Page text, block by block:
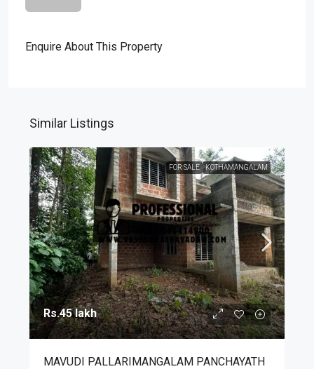
Enquire About This Property
Similar Listings
FOR SALE KOTHAMANGALAM
Rs.45 lakh
MAVUDI PALLARIMANGALAM PANCHAYATH